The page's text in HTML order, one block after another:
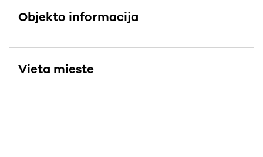
Objekto informacija
Vieta mieste